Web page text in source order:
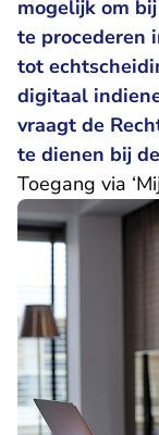
mogelijk om
te procederen
tot
digitaal
vraagt de
te dienen bij
Toegang via